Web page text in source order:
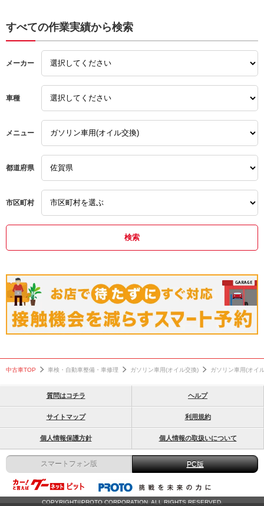
エンジンオイル
エンジンオイル交換
オイル交換
ブレーキパッド
警告灯
アウディ
整備
交換
アッパーアームブー
ドライブシャフトブ
メンテナンス
取り付け
整備
交換
トラック
すべての作業実績から検索
メーカー
車種
メニュー
都道府県
市区町村
中古車TOP 車検・自動車整備・車修理 ガソリン車用(オイル交換) ガソリン車用(オイ
質問はコチラ ヘルプ
サイトマップ 利用規約
個人情報保護方針 個人情報の取扱いについて
スマートフォン版 PC版
COPYRIGHT©PROTO CORPORATION. ALL RIGHTS RESERVED.